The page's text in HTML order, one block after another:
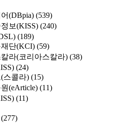
(DBpia) (539)
보(KISS) (240)
(189)
단(KCI) (59)
라(코리아스칼라) (38)
(24)
스콜라) (15)
(eArticle) (11)
(11)
(277)